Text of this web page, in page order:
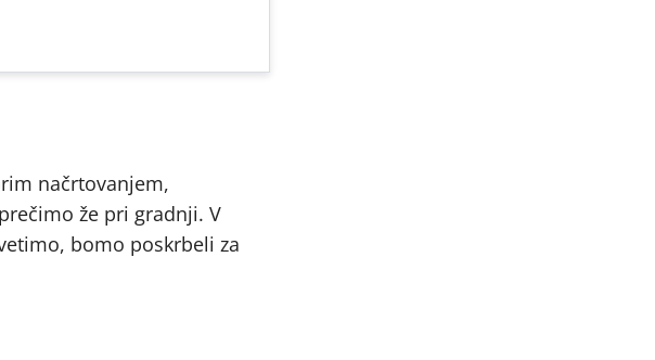
načrtovanjem,
že pri gradnji. V
bomo poskrbeli za